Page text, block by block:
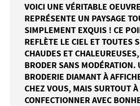
VOICI UNE VÉRITABLE
REPRÉSENTE UN PAYSAGE
SIMPLEMENT EXQUIS ! CE
REFLÈTE LE CIEL ET TOUTES
CHAUDES ET
BRODER SANS MODÉRATION.
BRODERIE DIAMANT À
CHEZ VOUS, MAIS SURTOUT À
CONFECTIONNER AVEC